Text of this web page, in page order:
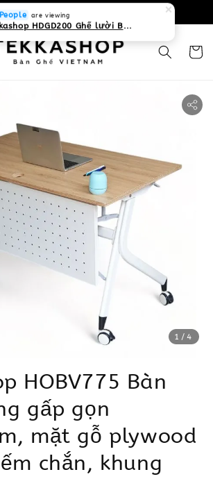
Liên hệ với chúng tôi
1 /4
HOBV775 Bàn
gấp gọn
mặt gỗ plywood
chắn, khung
are viewing
Tekkashop HDGD200 Ghế lười Beanbag form truyền thống, chất liệu Olefin canvas kháng nước, màu xanh biển, có thể sử dụng trong nhà và cả ngoài trời, có quai xách